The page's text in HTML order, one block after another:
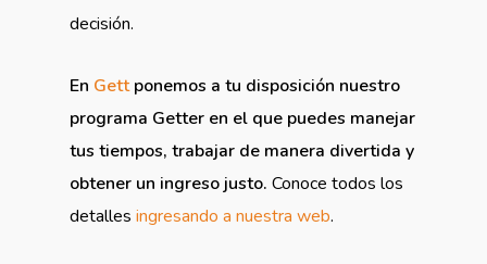
decisión.
En Gettponemos a tu disposición nuestro
programa Getter en el que puedes manejar
tus tiempos, trabajar de manera divertida y
obtener un ingreso justo. Conoce todos los
detalles ingresando a nuestra web.